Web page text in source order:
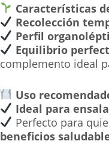
Características
Recolección
Perfil
Equilibrio
complemento ideal
Uso
Ideal para
Perfecto para
beneficios